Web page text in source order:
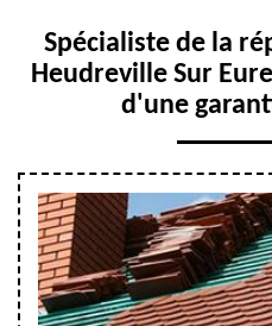
Spécialiste de la
Heudreville Sur
d'une